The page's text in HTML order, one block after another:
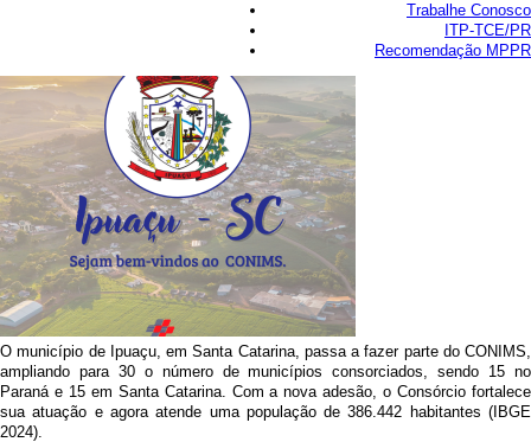
Trabalhe Conosco
ITP-TCE/PR
Recomendação MPPR
O município de Ipuaçu, em Santa Catarina, passa a fazer parte do CONIMS,
ampliando para 30 o número de municípios consorciados, sendo 15 no
Paraná e 15 em Santa Catarina. Com a nova adesão, o Consórcio fortalece
sua atuação e agora atende uma população de 386.442 habitantes (IBGE
2024).